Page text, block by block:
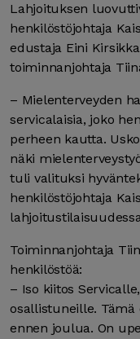
Lahjoituksen
henkilöstöjohtaja
edustaja Eini
toiminnanjohtaja
– Mielenterveyden
servicalaisia, joko
perheen kautta.
näki
tuli valituksi
henkilöstöjohtaja
Toiminnanjohtaja
henkilöstöä:
– Iso kiitos
osallistuneille. Tämä
ennen joulua. On